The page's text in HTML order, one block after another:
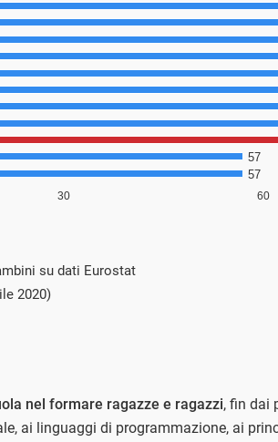
su dati Eurostat
2020)
nel formare ragazze e ragazzi, fin dai
ai linguaggi di programmazione, ai